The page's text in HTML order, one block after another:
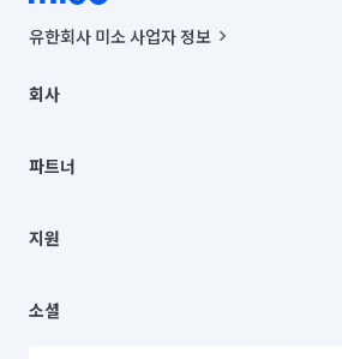
유한회사 미소 사업자 정보
00019 |
주소 | 본사: 서울특별시 종로구 율곡로 6(중학
컨택센터 : 서울특별시 종로구 수송동 율곡로
상품, 상품정보, 거래에 관한 의무와 책임은 거래
언론 보도 관련 문의:
© 유한회사 미소. Miso, Inc. All Rights
회사
채용
파트너
이사
지원
이용약관
소셜